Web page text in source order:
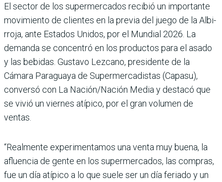
El sector de los supermerca­dos recibió un importante
movimiento de clientes en la previa del juego de la Albi­
rroja, ante Estados Unidos, por el Mundial 2026. La
demanda se concentró en los productos para el asado
y las bebidas. Gustavo Lez­cano, presidente de la
Cámara Paraguaya de Supermerca­distas (Capasu),
conversó con La Nación/Nación Media y destacó que
se vivió un vier­nes atípico, por el gran volu­men de
ventas.
“Realmente experimenta­mos una venta muy buena, la
afluencia de gente en los supermercados, las com­pras,
fue un día atípico a lo que suele ser un día feriado y un